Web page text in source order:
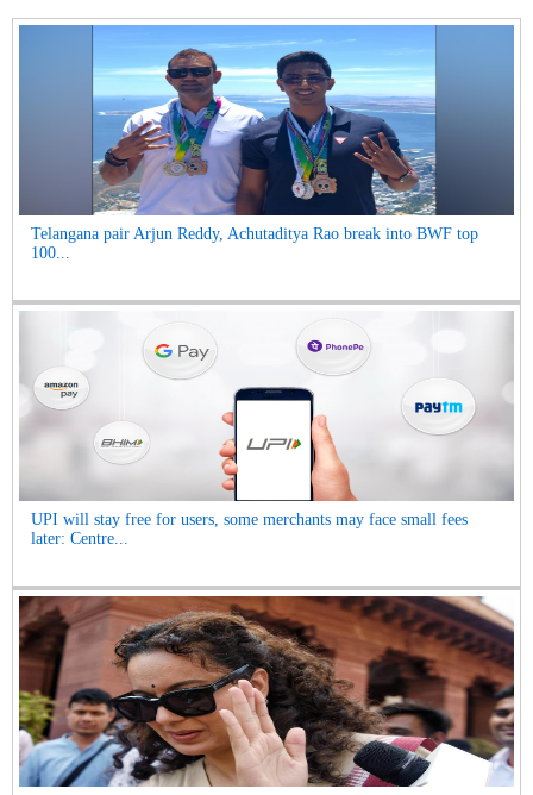
Telangana pair Arjun Reddy, Achutaditya Rao break into BWF top
100...
UPI will stay free for users, some merchants may face small fees
later: Centre...